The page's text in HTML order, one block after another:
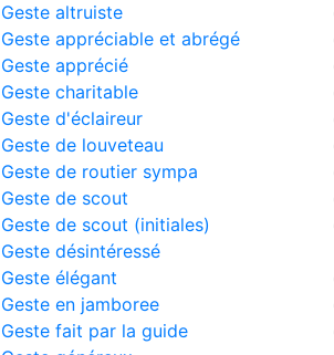
Geste altruiste
Geste appréciable et abrégé
Geste apprécié
Geste charitable
Geste d'éclaireur
Geste de louveteau
Geste de routier sympa
Geste de scout
Geste de scout (initiales)
Geste désintéressé
Geste élégant
Geste en jamboree
Geste fait par la guide